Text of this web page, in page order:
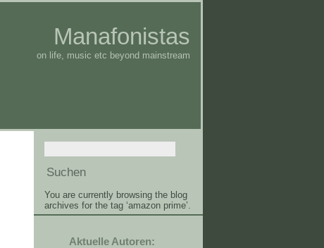
Manafonistas
on life, music etc beyond mainstream
You are currently browsing the blog
archives for the tag ‘amazon prime’.
Aktuelle Autoren: